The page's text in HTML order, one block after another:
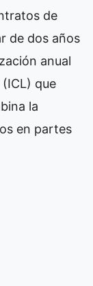
de
de dos años
anual
que
la
en partes